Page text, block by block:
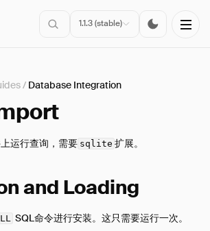
1.1.3 (stable)
/ Database Integration
运行查询，需要 sqlite 扩展。
and Loading
SQL命令进行安装。这只需要运行一次。